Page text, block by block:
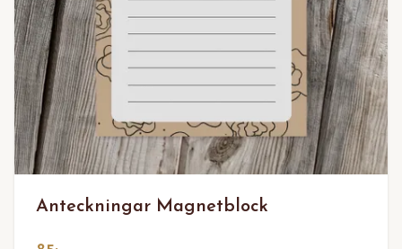
Anteckningar Magnetblock